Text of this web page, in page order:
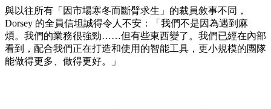
與以往所有「因市場寒冬而斷臂求生」的裁員敘事不同，
Dorsey 的全員信坦誠得令人不安：「我們不是因為遇到麻
煩。我們的業務很強勁……但有些東西變了。我們已經在內部
看到，配合我們正在打造和使用的智能工具，更小規模的團隊
能做得更多、做得更好。」